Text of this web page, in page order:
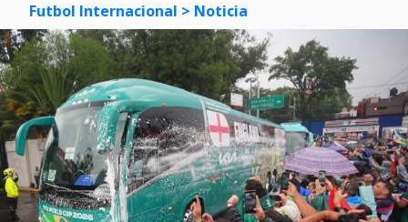
Futbol Internacional > Noticia